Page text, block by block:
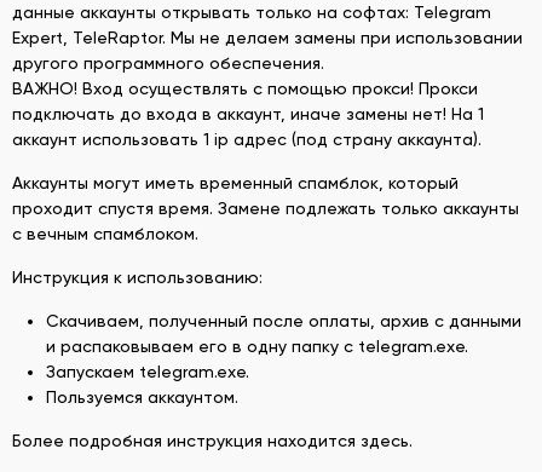
данные аккаунты открывать только на софтах: Telegram
Expert, TeleRaptor. Мы не делаем замены при использовании
другого программного обеспечения.
ВАЖНО! Вход осуществлять с помощью прокси! Прокси
подключать до входа в аккаунт, иначе замены нет! На 1
аккаунт использовать 1 ip адрес (под страну аккаунта).
Аккаунты могут иметь временный спамблок, который
проходит спустя время. Замене подлежать только аккаунты
с вечным спамблоком.
Инструкция к использованию:
Скачиваем, полученный после оплаты, архив с данными
и распаковываем его в одну папку с telegram.exe.
Запускаем telegram.exe.
Пользуемся аккаунтом.
Более подробная инструкция находится здесь.